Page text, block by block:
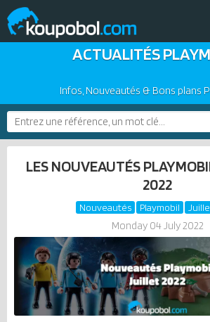
THÈMES
PLAYMOBIL 2026
BONS PLANS
PRODUITS
ACTUALITÉS
ASSOCIATIONS DE FANS
EXPOSITIONS
CATALOGUES PLAYMOBIL
LES PLAYMOBIL LES PLUS
DERNIERS PLAYMOBIL
ACTUALITÉS
Infos, Nouveautés & Bons plans
LES NOUVEAUTÉS
2022
Nouveautés Playmobil
Monday 04 July 2022